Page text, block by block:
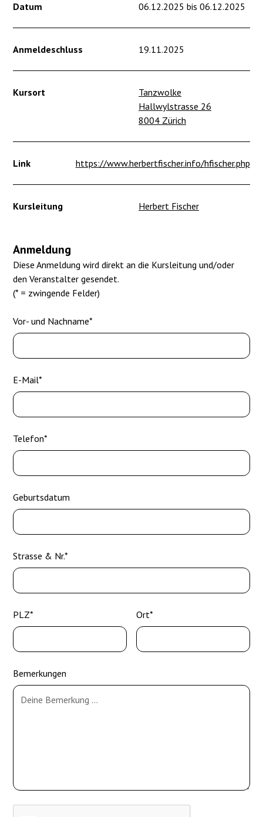
Datum 06.12.2025 bis 06.12.2025
Anmeldeschluss 19.11.2025
Kursort
Tanzwolke
Hallwylstrasse 26
8004 Zürich
Link https://www.herbertfischer.info/hfischer.php
Kursleitung Herbert Fischer
Anmeldung
Diese Anmeldung wird direkt an die Kursleitung und/oder
den Veranstalter gesendet.
(* = zwingende Felder)
Vor- und Nachname*
E-Mail*
Telefon*
Geburtsdatum
Strasse & Nr.*
PLZ* Ort*
Bemerkungen